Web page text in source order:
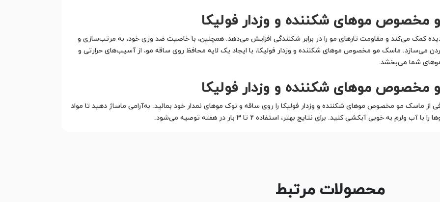
مخصوص موهای شکننده و وزدار فولیکا
کمک می‌کند و مقاومت تارهای مو را در برابر شکنندگی افزایش می‌دهد. همچنین، با خاصیت ضد وزی خود، به مرتب‌سازی و
می‌سازد. ماسک مو مخصوص موهای شکننده و وزدار فولیکا، با ایجاد یک لایه محافظ روی ساقه مو، از آسیب‌های حرارتی و
شما می‌بخشد.
مخصوص موهای شکننده و وزدار فولیکا
ماسک مو مخصوص موهای شکننده و وزدار فولیکا را روی ساقه و نوک موهای نمدار خود بمالید. به‌آرامی ماساژ دهید تا مواد
محصولات مرتبط